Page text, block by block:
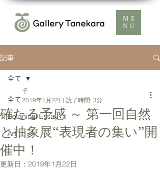
ME
NU
記事
全て
Botanical Essay
Art
全て
確たる予感 ～ 第一回自然
と抽象展“表現者の集い”開
催中！
千
2019年1月22日 読了時間: 3分
更新日： 2019年1月22日